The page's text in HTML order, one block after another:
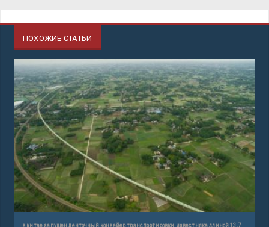
ПОХОЖИЕ СТАТЬИ